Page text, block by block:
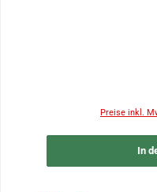
Preise inkl.
In